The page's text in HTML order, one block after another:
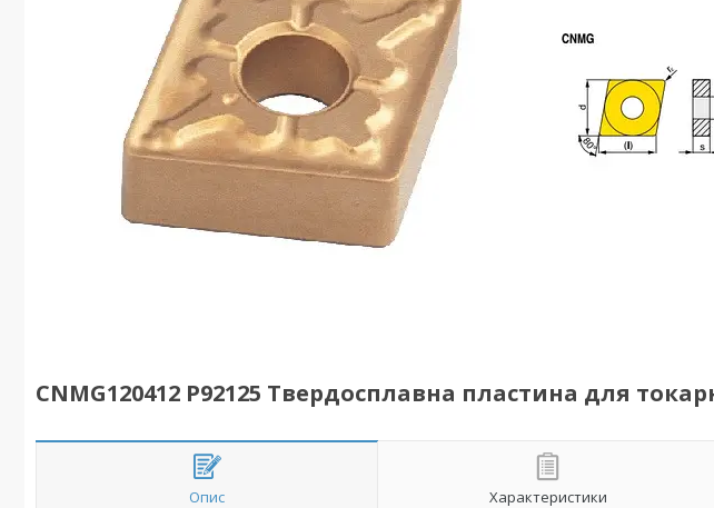
CNMG120412 P92125 Твердосплавна пластина для
Опис Характеристики